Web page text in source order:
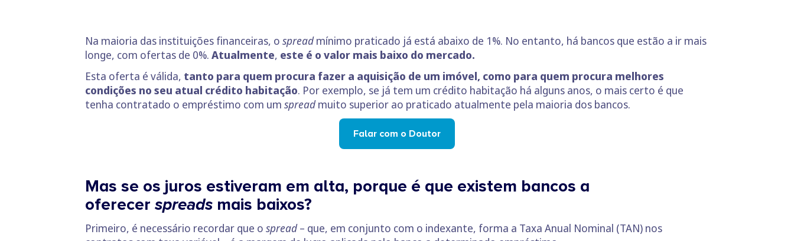
Na maioria das instituições financeiras, o spreadmínimo praticado já está abaixo de 1%. No entanto, há bancos que estão a ir mais
longe, com ofertas de 0%. Atualmente, este é o valor mais baixo do mercado.
Esta oferta é válida, tanto para quem procura fazer a aquisição de um imóvel, como para quem procura melhores
condições no seu atual crédito habitação. Por exemplo, se já tem um crédito habitação há alguns anos, o mais certo é que
tenha contratado o empréstimo com um spreadmuito superior ao praticado atualmente pela maioria dos bancos.
Falar com o Doutor
Mas se os juros estiveram em alta, porque é que existem bancos a
oferecer spreads mais baixos?
Primeiro, é necessário recordar que o spread– que, em conjunto com o indexante, forma a Taxa Anual Nominal (TAN) nos